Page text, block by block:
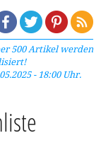
500 Artikel werden
- 18:00 Uhr.